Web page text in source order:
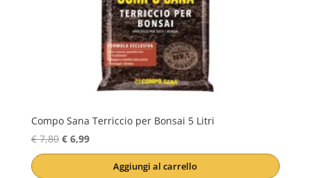
Compo Sana Terriccio per Bonsai 5 Litri
€7,80 Il
prezzo
€6,99Il
prezzo
attualeAggiungi al carrello